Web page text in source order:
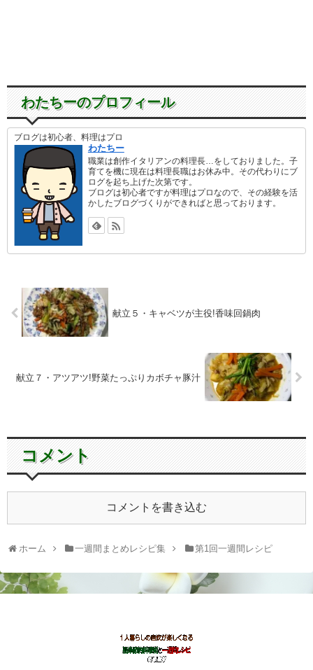
わたちーのプロフィール
ブログは初心者、料理はプロ
わたちー
職業は創作イタリアンの料理長…をしておりました。子
育てを機に現在は料理長職はお休み中。その代わりにブ
ログを起ち上げた次第です。
ブログは初心者ですが料理はプロなので、その経験を活
かしたブログづくりができればと思っております。
献立５・キャベツが主役!香味回鍋肉
献立７・アツアツ!野菜たっぷりカボチャ豚汁
コメント
コメントを書き込む
ホーム 一週間まとめレシピ集 第1回一週間レシピ